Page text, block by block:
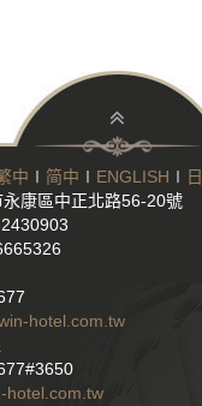
中 ∣ 简中 ∣ ENGLISH ∣
康區中正北路56-20號
hotel.com.tw
hotel.com.tw